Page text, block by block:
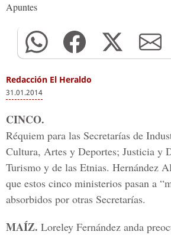
Apuntes
Redacción El Heraldo
31.01.2014
CINCO.
Réquiem para las Secretarías de
Cultura, Artes y Deportes; Justicia y
Turismo y de las Etnias. Hernández
que estos cinco ministerios pasan a
absorbidos por otras Secretarías.
MAÍZ. Loreley Fernández anda